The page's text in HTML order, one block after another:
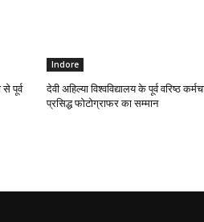
पूर्व
Indore
देवी अहिल्या विश्वविद्यालय के पूर्व वरिष्ठ
प्रसिद्ध फोटोग्राफर का सम्मान